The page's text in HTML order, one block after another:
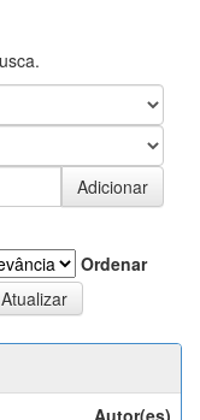
Ordenar
Autor(es)